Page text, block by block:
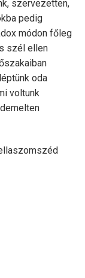
szervezetten,
pedig
módon főleg
szél ellen
oda
voltunk